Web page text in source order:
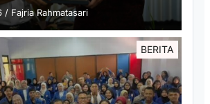
/ Fajria Rahmatasari
BERITA